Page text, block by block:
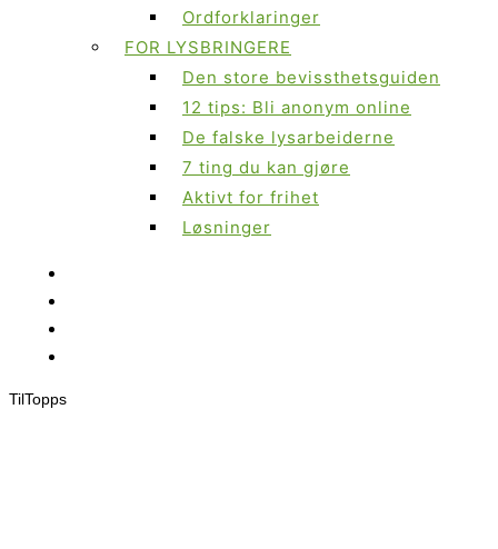
Ordforklaringer
FOR LYSBRINGERE
Den store bevissthetsguiden
12 tips: Bli anonym online
De falske lysarbeiderne
7 ting du kan gjøre
Aktivt for frihet
Løsninger
TilTopps